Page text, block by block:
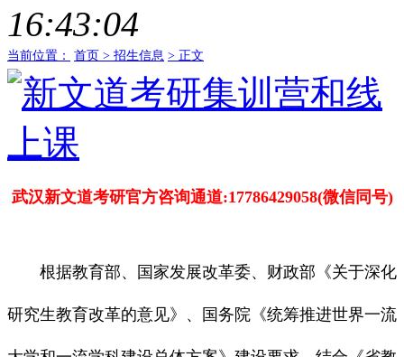
16:43:04
当前位置： 首页 > 招生信息 > 正文
武汉新文道考研官方咨询通道:17786429058(微信同号)
根据教育部、国家发展改革委、财政部《关于深化
研究生教育改革的意见》、国务院《统筹推进世界一流